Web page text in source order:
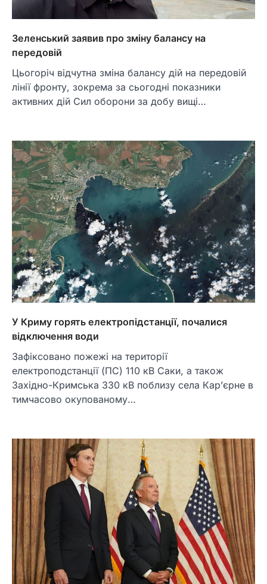
Зеленський заявив про зміну балансу на
передовій
Цьогоріч відчутна зміна балансу дій на передовій
лінії фронту, зокрема за сьогодні показники
активних дій Сил оборони за добу вищі…
У Криму горять електропідстанції, почалися
відключення води
Зафіксовано пожежі на території
електроподстанції (ПС) 110 кВ Саки, а також
Західно-Кримська 330 кВ поблизу села Кар’єрне в
тимчасово окупованому…